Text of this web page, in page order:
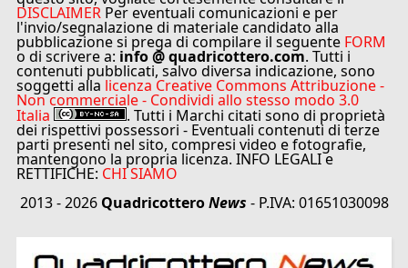
DISCLAIMER Per eventuali comunicazioni e per
l'invio/segnalazione di materiale candidato alla
pubblicazione si prega di compilare il seguente FORM
o di scrivere a: info @ quadricottero.com. Tutti i
contenuti pubblicati, salvo diversa indicazione, sono
soggetti alla licenza Creative Commons Attribuzione -
Non commerciale - Condividi allo stesso modo 3.0
Italia . Tutti i Marchi citati sono di proprietà
dei rispettivi possessori - Eventuali contenuti di terze
parti presenti nel sito, compresi video e fotografie,
mantengono la propria licenza. INFO LEGALI e
RETTIFICHE: CHI SIAMO
2013 - 2026 QuadricotteroNews - P.IVA: 01651030098